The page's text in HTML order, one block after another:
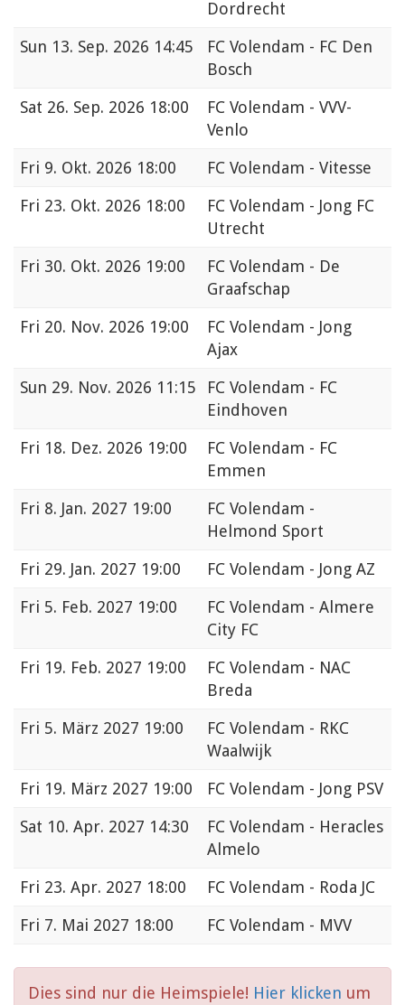
Dordrecht
Sun 13. Sep. 2026 14:45
FC Volendam - FC Den
Bosch
Sat 26. Sep. 2026 18:00
FC Volendam - VVV-
Venlo
Fri 9. Okt. 2026 18:00
FC Volendam - Vitesse
Fri 23. Okt. 2026 18:00
FC Volendam - Jong FC
Utrecht
Fri 30. Okt. 2026 19:00
FC Volendam - De
Graafschap
Fri 20. Nov. 2026 19:00
FC Volendam - Jong
Ajax
Sun 29. Nov. 2026 11:15
FC Volendam - FC
Eindhoven
Fri 18. Dez. 2026 19:00
FC Volendam - FC
Emmen
Fri 8. Jan. 2027 19:00
FC Volendam -
Helmond Sport
Fri 29. Jan. 2027 19:00
FC Volendam - Jong AZ
Fri 5. Feb. 2027 19:00
FC Volendam - Almere
City FC
Fri 19. Feb. 2027 19:00
FC Volendam - NAC
Breda
Fri 5. März 2027 19:00
FC Volendam - RKC
Waalwijk
Fri 19. März 2027 19:00
FC Volendam - Jong PSV
Sat 10. Apr. 2027 14:30
FC Volendam - Heracles
Almelo
Fri 23. Apr. 2027 18:00
FC Volendam - Roda JC
Fri 7. Mai 2027 18:00 FC Volendam - MVV
Dies sind nur die Heimspiele! Hier klicken um